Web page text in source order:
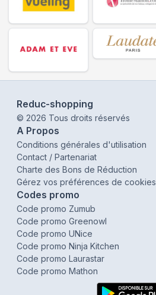
Reduc-shopping
© 2026 Tous droits réservés
A Propos
Conditions générales d'utilisation
Contact / Partenariat
Charte des Bons de Réduction
Gérez vos préférences de cookies
Codes promo
Code promo Zumub
Code promo Greenowl
Code promo UNice
Code promo Ninja Kitchen
Code promo Laurastar
Code promo Mathon